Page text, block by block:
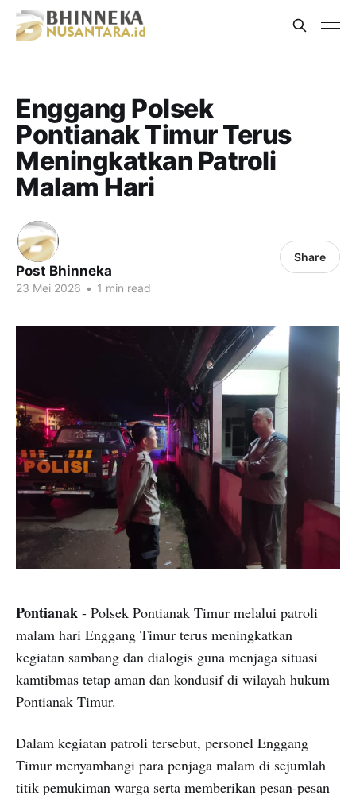
Enggang Polsek
Pontianak Timur Terus
Meningkatkan Patroli
Malam Hari
Post Bhinneka
23 Mei 2026 • 1 min read
Share
Pontianak - Polsek Pontianak Timur melalui patroli
malam hari Enggang Timur terus meningkatkan
kegiatan sambang dan dialogis guna menjaga situasi
kamtibmas tetap aman dan kondusif di wilayah hukum
Pontianak Timur.
Dalam kegiatan patroli tersebut, personel Enggang
Timur menyambangi para penjaga malam di sejumlah
titik pemukiman warga serta memberikan pesan-pesan